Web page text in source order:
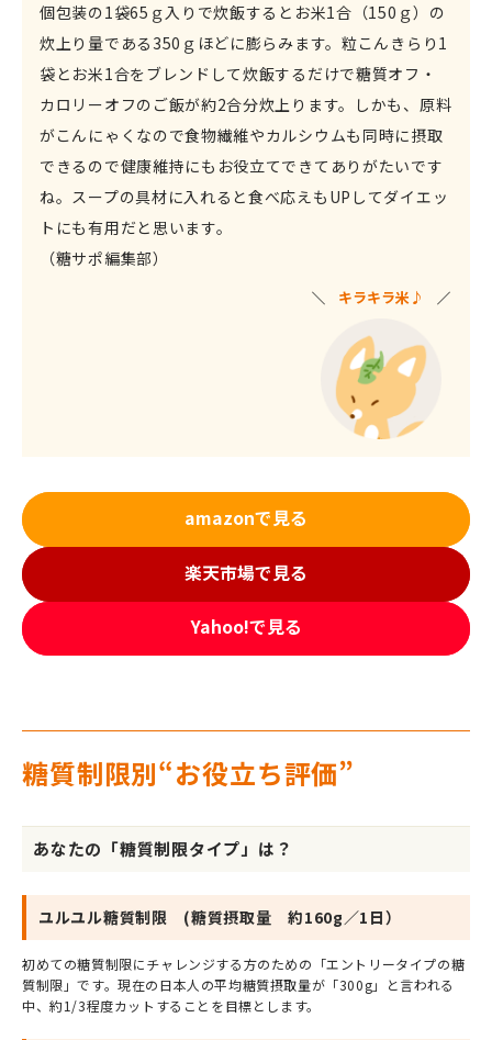
個包装の1袋65ｇ入りで炊飯するとお米1合（150ｇ）の
炊上り量である350ｇほどに膨らみます。粒こんきらり1
袋とお米1合をブレンドして炊飯するだけで糖質オフ・
カロリーオフのご飯が約2合分炊上ります。しかも、原料
がこんにゃくなので食物繊維やカルシウムも同時に摂取
できるので健康維持にもお役立てできてありがたいです
ね。スープの具材に入れると食べ応えもUPしてダイエッ
トにも有用だと思います。
（糖サポ編集部）
キラキラ米♪
amazonで見る
楽天市場で見る
Yahoo!で見る
糖質制限別“お役立ち評価”
あなたの「糖質制限タイプ」は？
ユルユル糖質制限 (糖質摂取量 約160g／1日）
初めての糖質制限にチャレンジする方のための「エントリータイプの糖
質制限」です。現在の日本人の平均糖質摂取量が「300g」と言われる
中、約1/3程度カットすることを目標とします。